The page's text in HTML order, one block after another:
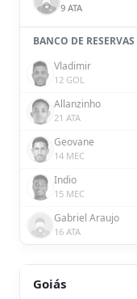
9 ATA
BANCO DE RESERVAS
Vladimir
12 GOL
Allanzinho
21 ATA
Geovane
14 MEC
Indio
15 MEC
Gabriel Araujo
16 ATA
Goiás